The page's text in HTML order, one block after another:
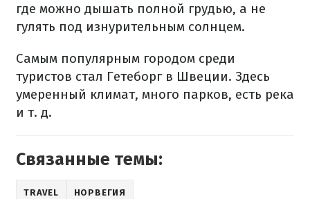
где можно дышать полной грудью, а не
гулять под изнурительным солнцем.
Самым популярным городом среди
туристов стал Гетеборг в Швеции. Здесь
умеренный климат, много парков, есть река
и т. д.
Связанные темы:
TRAVEL НОРВЕГИЯ